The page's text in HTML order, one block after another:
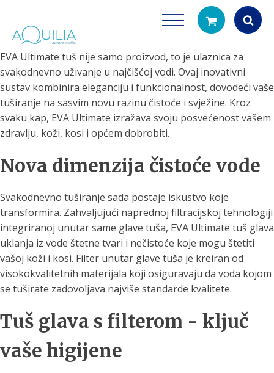
Products
search
EVA Ultimate tuš nije samo proizvod, to je ulaznica za
svakodnevno uživanje u najčišćoj vodi. Ovaj inovativni
sustav kombinira eleganciju i funkcionalnost, dovodeći vaše
tuširanje na sasvim novu razinu čistoće i svježine. Kroz
svaku kap, EVA Ultimate izražava svoju posvećenost vašem
zdravlju, koži, kosi i općem dobrobiti.
Nova dimenzija čistoće vode
Svakodnevno tuširanje sada postaje iskustvo koje
transformira. Zahvaljujući naprednoj filtracijskoj tehnologiji
integriranoj unutar same glave tuša, EVA Ultimate tuš glava
uklanja iz vode štetne tvari i nečistoće koje mogu štetiti
vašoj koži i kosi. Filter unutar glave tuša je kreiran od
visokokvalitetnih materijala koji osiguravaju da voda kojom
se tuširate zadovoljava najviše standarde kvalitete.
Tuš glava s filterom - ključ
vaše higijene
Tuš glave
filtriranje vode za tuširanje
Vrčevi za
Potpuno prijenosno
čistu vodu za